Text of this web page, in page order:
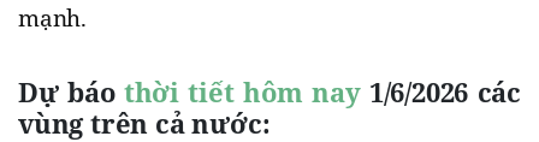
mạnh.
Dự báo thời tiết hôm nay1/6/2026 các
vùng trên cả nước: